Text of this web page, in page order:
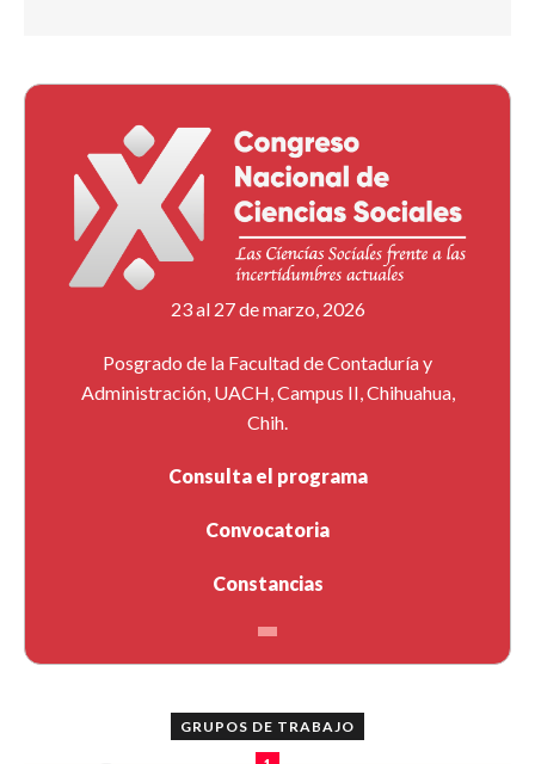
23 al 27 de marzo, 2026
Posgrado de la Facultad de Contaduría y
Administración, UACH, Campus II, Chihuahua,
Chih.
Consulta el programa
Convocatoria
Constancias
GRUPOS DE TRABAJO